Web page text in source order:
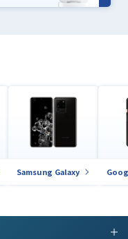
Samsung Galaxy